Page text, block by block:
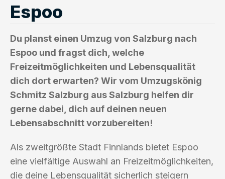
Espoo
Du planst einen Umzug von Salzburg nach
Espoo und fragst dich, welche
Freizeitmöglichkeiten und Lebensqualität
dich dort erwarten? Wir vom Umzugskönig
Schmitz Salzburg aus Salzburg helfen dir
gerne dabei, dich auf deinen neuen
Lebensabschnitt vorzubereiten!
Als zweitgrößte Stadt Finnlands bietet Espoo
eine vielfältige Auswahl an Freizeitmöglichkeiten,
die deine Lebensqualität sicherlich steigern